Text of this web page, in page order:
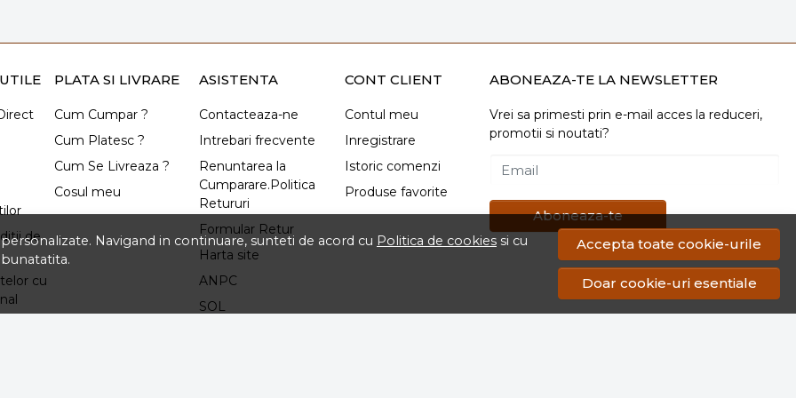
Navigand in continuare, sunteti de acord cu Politica de cookies si cu
Accepta toate cookie-urile
Doar cookie-uri esentiale
de
cu
PLATA SI LIVRARE
Cum Cumpar ?
Cum Platesc ?
Cum Se Livreaza ?
Cosul meu
ASISTENTA
Contacteaza-ne
Intrebari frecvente
Renuntarea la
Cumparare.Politica
Retururi
Formular Retur
Harta site
ANPC
SOL
CONT CLIENT
Contul meu
Inregistrare
Istoric comenzi
Produse favorite
ABONEAZA-TE LA NEWSLETTER
Vrei sa primesti prin e-mail acces la reduceri,
promotii si noutati?
Email
Aboneaza-te